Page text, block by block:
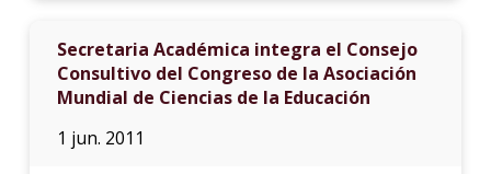
Secretaria Académica integra el Consejo
Consultivo del Congreso de la Asociación
Mundial de Ciencias de la Educación
1 jun. 2011